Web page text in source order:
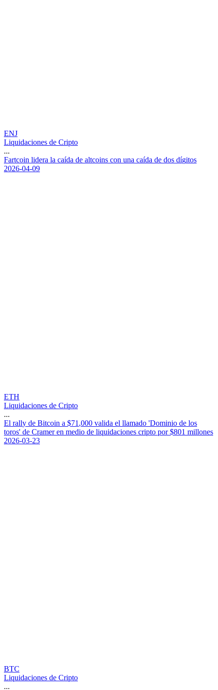
ENJ
Liquidaciones de Cripto
...
Fartcoin lidera la caída de altcoins con una caída de dos dígitos
2026-04-09
ETH
Liquidaciones de Cripto
...
El rally de Bitcoin a $71 ,000 valida el llamado 'Dominio de los
toros' de Cramer en medio de liquidaciones cripto por $801 millones
2026-03-23
BTC
Liquidaciones de Cripto
...